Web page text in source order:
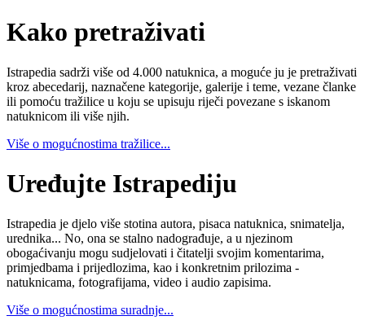
Kako pretraživati
Istrapedia sadrži više od 4.000 natuknica, a moguće ju je pretraživati
kroz abecedarij, naznačene kategorije, galerije i teme, vezane članke
ili pomoću tražilice u koju se upisuju riječi povezane s iskanom
natuknicom ili više njih.
Više o mogućnostima tražilice...
Uređujte Istrapediju
Istrapedia je djelo više stotina autora, pisaca natuknica, snimatelja,
urednika... No, ona se stalno nadograđuje, a u njezinom
obogaćivanju mogu sudjelovati i čitatelji svojim komentarima,
primjedbama i prijedlozima, kao i konkretnim prilozima -
natuknicama, fotografijama, video i audio zapisima.
Više o mogućnostima suradnje...